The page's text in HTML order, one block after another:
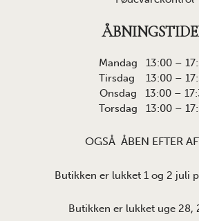
Mandag 13:00 –
Tirsdag 13:00 –
Onsdag 13:00 –
Torsdag 13:00 –
OGSÅ ÅBEN EFTER
Butikken er lukket 1 og 2 juli
Butikken er lukket uge 28,